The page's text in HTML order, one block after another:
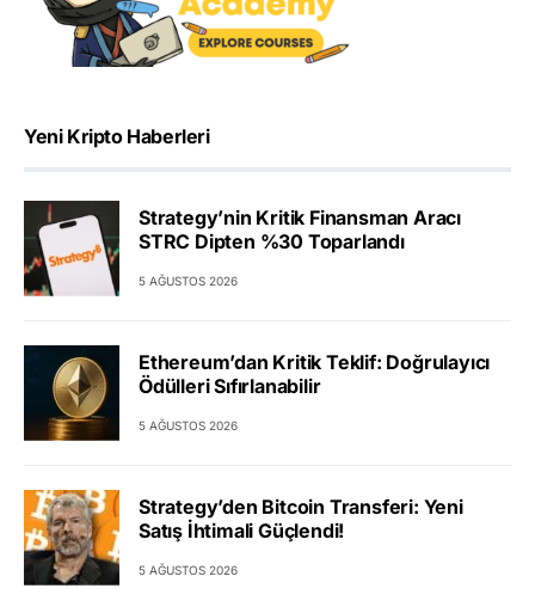
Yeni Kripto Haberleri
Strategy’nin Kritik Finansman Aracı
STRC Dipten %30 Toparlandı
5 AĞUSTOS 2026
Ethereum’dan Kritik Teklif: Doğrulayıcı
Ödülleri Sıfırlanabilir
5 AĞUSTOS 2026
Strategy’den Bitcoin Transferi: Yeni
Satış İhtimali Güçlendi!
5 AĞUSTOS 2026